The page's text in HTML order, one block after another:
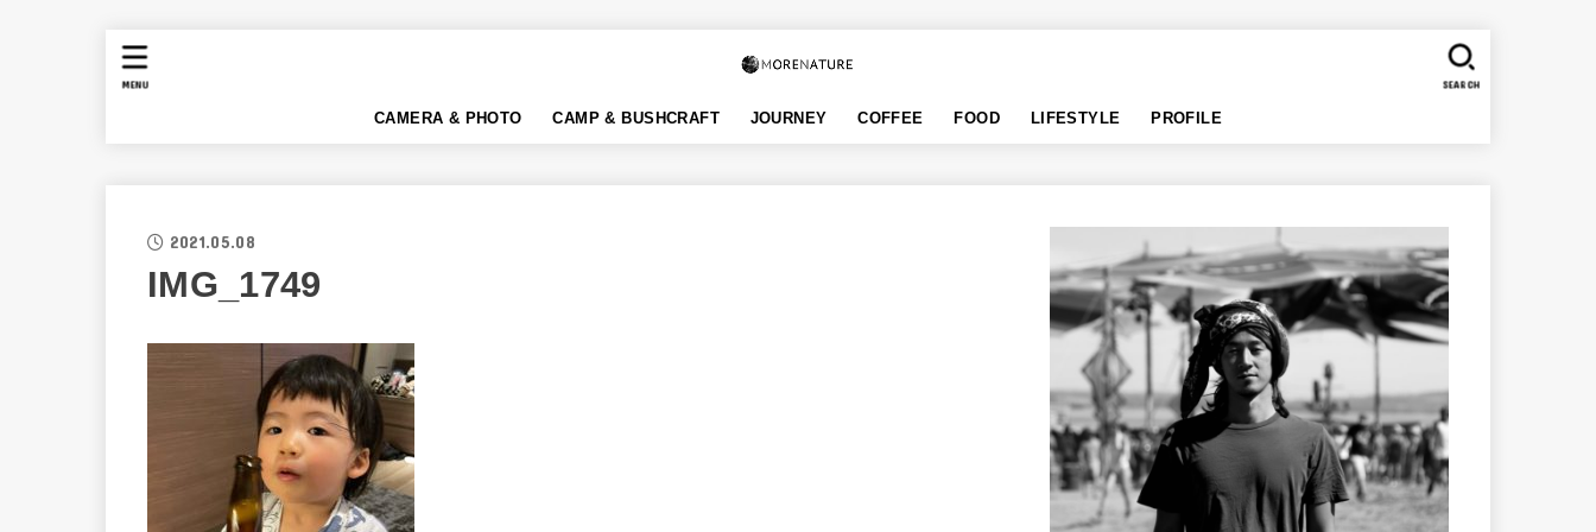
CAMERA & PHOTO CAMP & BUSHCRAFT JOURNEY COFFEE FOOD LIFESTYLE PROFILE
SEARCH
MENU
2021.05.08
IMG_1749